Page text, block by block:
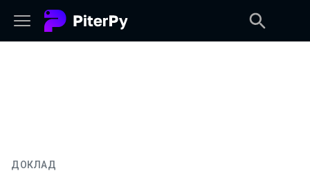
ДОКЛАД